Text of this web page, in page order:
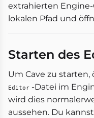
extrahierten
lokalen Pfad und
Starten des
Um Cave zu
Editor -Datei im
wird dies
aussehen. Du